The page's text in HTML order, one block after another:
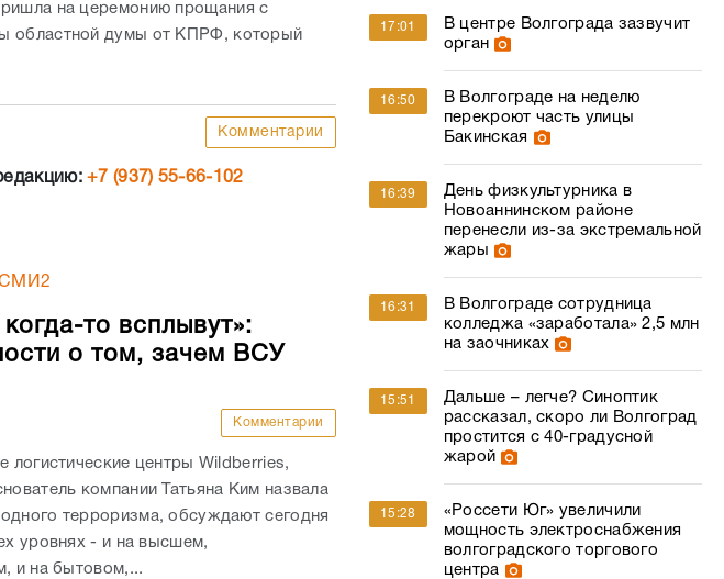
на церемонию прощания с
областной думы от КПРФ, который
Комментарии
+7 (937) 55-66-102
СМИ2
то всплывут»:
о том, зачем ВСУ
Комментарии
логистические центры Wildberries,
компании Татьяна Ким назвала
терроризма, обсуждают сегодня
уровнях - и на высшем,
и на бытовом,...
17:01
В центре Волгограда зазвучит
орган
16:50
В Волгограде на неделю
перекроют часть улицы
Бакинская
16:39
День физкультурника в
Новоаннинском районе
перенесли из-за экстремальной
жары
16:31
В Волгограде сотрудница
колледжа «заработала» 2,5 млн
на заочниках
15:51
Дальше – легче? Синоптик
рассказал, скоро ли Волгоград
простится с 40-градусной
жарой
15:28
«Россети Юг» увеличили
мощность электроснабжения
волгоградского торгового
центра